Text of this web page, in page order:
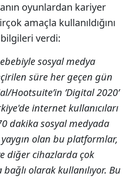
oyunlardan kariyer
amaçla kullanıldığını
verdi:
sosyal medya
süre her geçen gün
Hootsuite’in ’Digital 2020’
internet kullanıcıları
dakika sosyal medyada
olan bu platformlar,
diğer cihazlarda çok
olarak kullanılıyor. Bu